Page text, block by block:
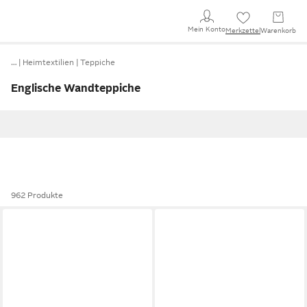
Mein KontoMerkzettel Warenkorb
… Heimtextilien Teppiche
Englische Wandteppiche
962 Produkte